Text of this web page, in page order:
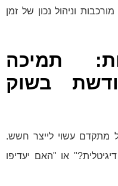
וניהול נכון של זמן
תמיכה
בשוק
מתקדם עשוי לייצר חשש.
או "האם יעדיפו